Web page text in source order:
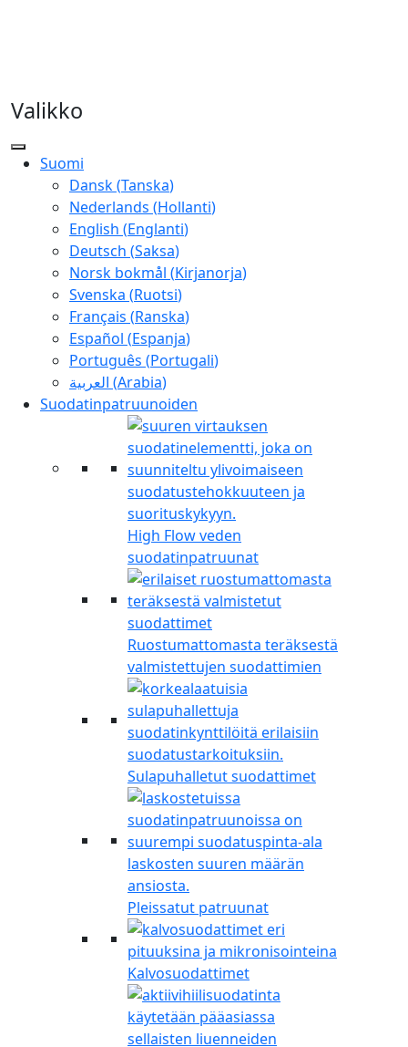
Valikko
Suomi
Dansk(Tanska)
Nederlands (Hollanti)
English (Englanti)
Deutsch (Saksa)
Norsk bokmål (Kirjanorja)
Svenska (Ruotsi)
Français (Ranska)
Español (Espanja)
Português (Portugali)
العربية (Arabia)
Suodatinpatruunoiden
High Flow veden
suodatinpatruunat
Ruostumattomasta teräksestä
valmistettujen suodattimien
Sulapuhalletut suodattimet
Pleissatut patruunat
Kalvosuodattimet